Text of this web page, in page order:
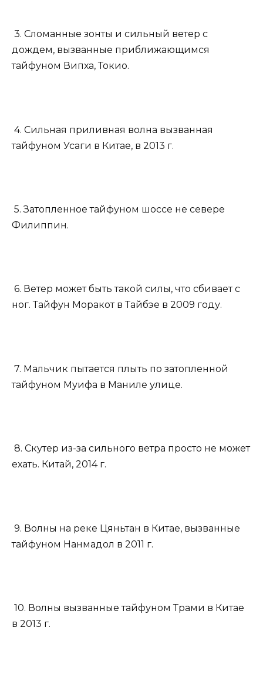
3. Сломанные зонты и сильный ветер с
дождем, вызванные приближающимся
тайфуном Випха, Токио.
4. Сильная приливная волна вызванная
тайфуном Усаги в Китае, в 2013 г.
5. Затопленное тайфуном шоссе не севере
Филиппин.
6. Ветер может быть такой силы, что сбивает с
ног. Тайфун Моракот в Тайбэе в 2009 году.
7. Мальчик пытается плыть по затопленной
тайфуном Муифа в Маниле улице.
8. Скутер из-за сильного ветра просто не может
ехать. Китай, 2014 г.
9. Волны на реке Цяньтан в Китае, вызванные
тайфуном Нанмадол в 2011 г.
10. Волны вызванные тайфуном Трами в Китае
в 2013 г.